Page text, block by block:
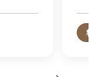
料